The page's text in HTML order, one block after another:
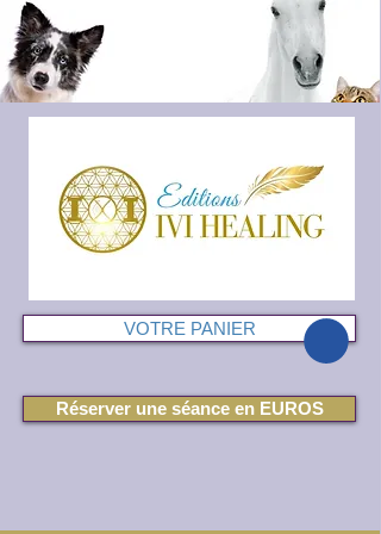
VOTRE PANIER
Réserver une séance en EUROS